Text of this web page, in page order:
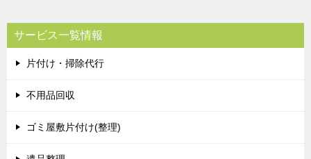
サービス一覧情報
片付け・掃除代行
不用品回収
ゴミ屋敷片付け(整理)